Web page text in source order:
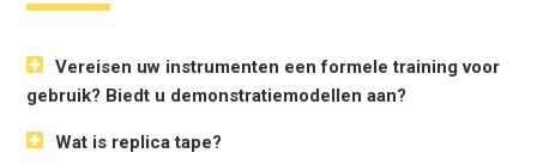
Vereisen uw instrumenten een formele training voor
gebruik? Biedt u demonstratiemodellen aan?
Wat is replica tape?